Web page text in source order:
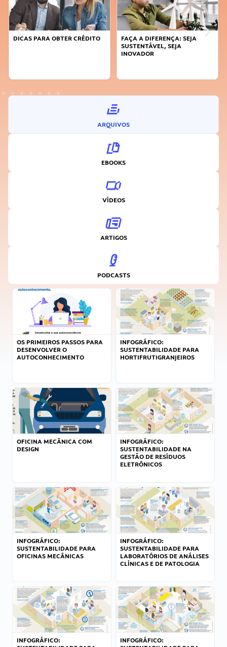
DICAS PARA OBTER CRÉDITO
FAÇA A DIFERENÇA: SEJA
SUSTENTÁVEL, SEJA
INOVADOR
ARQUIVOS
EBOOKS
VÍDEOS
ARTIGOS
PODCASTS
OS PRIMEIROS PASSOS PARA
DESENVOLVER O
AUTOCONHECIMENTO
INFOGRÁFICO:
SUSTENTABILIDADE PARA
HORTIFRUTIGRANJEIROS
OFICINA MECÂNICA COM
DESIGN
INFOGRÁFICO:
SUSTENTABILIDADE NA
GESTÃO DE RESÍDUOS
ELETRÔNICOS
INFOGRÁFICO:
SUSTENTABILIDADE PARA
OFICINAS MECÂNICAS
INFOGRÁFICO:
SUSTENTABILIDADE PARA
LABORATÓRIOS DE ANÁLISES
CLÍNICAS E DE PATOLOGIA
INFOGRÁFICO:
INFOGRÁFICO: